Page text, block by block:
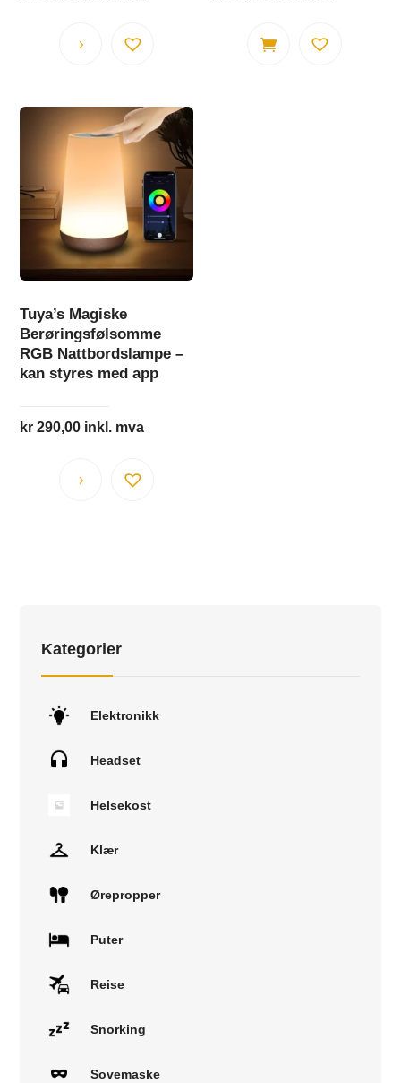
Tuya’s Magiske
Berøringsfølsomme
RGB Nattbordslampe –
kan styres med app
kr 290,00 inkl. mva
Kategorier
Elektronikk
Headset
Helsekost
Klær
Ørepropper
Puter
Reise
Snorking
Sovemaske